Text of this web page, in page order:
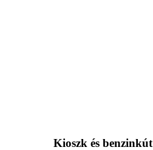
Kioszk és benzinkút